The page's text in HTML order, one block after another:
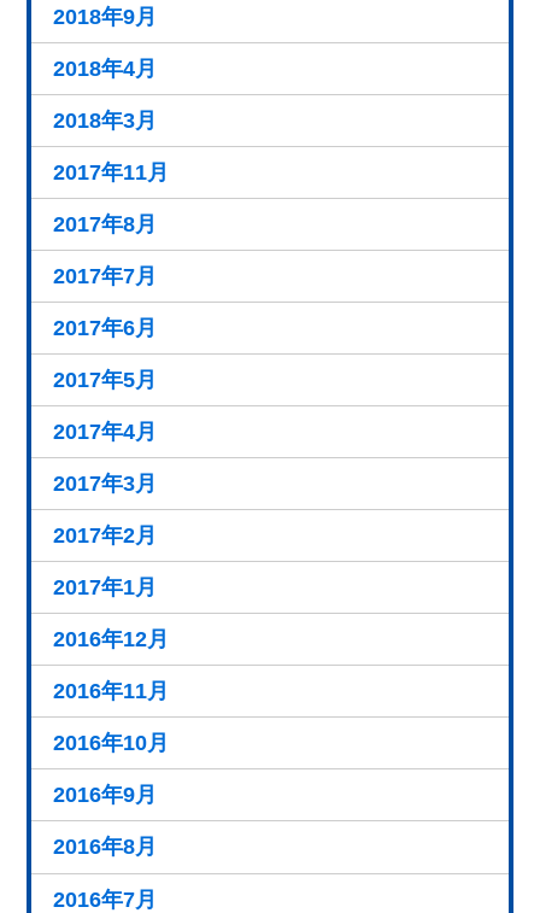
2018年9月
2018年4月
2018年3月
2017年11月
2017年8月
2017年7月
2017年6月
2017年5月
2017年4月
2017年3月
2017年2月
2017年1月
2016年12月
2016年11月
2016年10月
2016年9月
2016年8月
2016年7月